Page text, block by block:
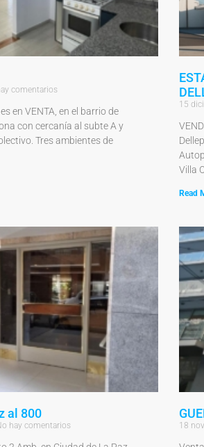
comentarios
en VENTA, en el barrio de
con cercanía al subte A y
Tres ambientes de
15
Villa
Read
al 800
hay comentarios 18